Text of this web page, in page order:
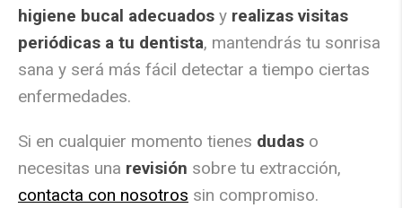
higiene bucal adecuados y realizas visitas
periódicas a tu dentista, mantendrás tu sonrisa
sana y será más fácil detectar a tiempo ciertas
enfermedades.
Si en cualquier momento tienes dudas o
necesitas una revisión sobre tu extracción,
contacta con nosotros sin compromiso.